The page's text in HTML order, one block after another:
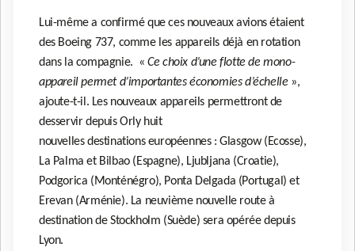
Lui-même a confirmé que ces nouveaux avions étaient
des Boeing 737, comme les appareils déjà en rotation
dans la compagnie. «Ce choix d’une flotte de mono-
appareil permet d’importantes économies d’échelle»,
ajoute-t-il. Les nouveaux appareils permettront de
desservir depuis Orly huit
nouvelles destinations européennes : Glasgow (Ecosse),
La Palma et Bilbao (Espagne), Ljubljana (Croatie),
Podgorica (Monténégro), Ponta Delgada (Portugal) et
Erevan (Arménie). La neuvième nouvelle route à
destination de Stockholm (Suède) sera opérée depuis
Lyon.